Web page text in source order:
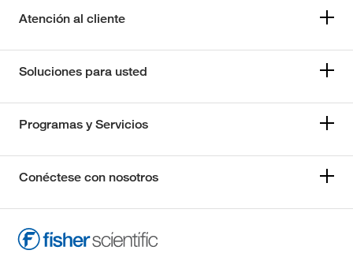
Atención al cliente
Soluciones para usted
Programas y Servicios
Conéctese con nosotros